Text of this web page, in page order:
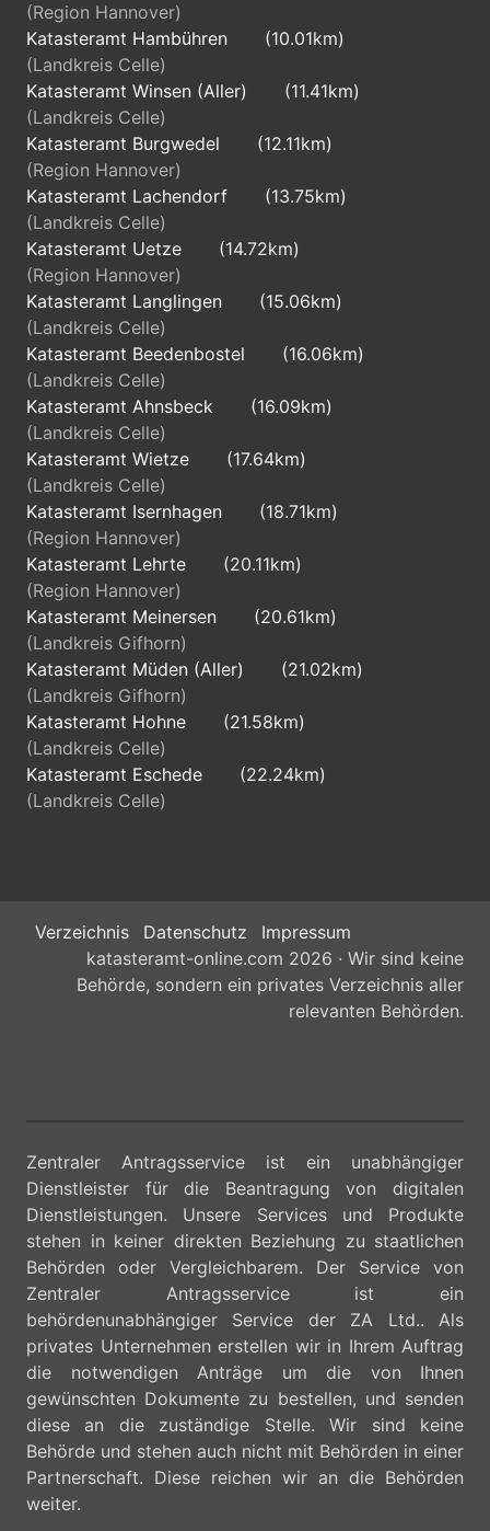
(Region Hannover)
Katasteramt Hambühren
(10.01km)
(Landkreis Celle)
Katasteramt Winsen (Aller)
(11.41km)
(Landkreis Celle)
Katasteramt Burgwedel
(12.11km)
(Region Hannover)
Katasteramt Lachendorf
(13.75km)
(Landkreis Celle)
Katasteramt Uetze
(14.72km)
(Region Hannover)
Katasteramt Langlingen
(15.06km)
(Landkreis Celle)
Katasteramt Beedenbostel
(16.06km)
(Landkreis Celle)
Katasteramt Ahnsbeck
(16.09km)
(Landkreis Celle)
Katasteramt Wietze
(17.64km)
(Landkreis Celle)
Katasteramt Isernhagen
(18.71km)
(Region Hannover)
Katasteramt Lehrte
(20.11km)
(Region Hannover)
Katasteramt Meinersen
(20.61km)
(Landkreis Gifhorn)
Katasteramt Müden (Aller)
(21.02km)
(Landkreis Gifhorn)
Katasteramt Hohne
(21.58km)
(Landkreis Celle)
Katasteramt Eschede
(22.24km)
(Landkreis Celle)
Verzeichnis Datenschutz
Impressum
katasteramt-online.com 2026 · Wir sind keine
Behörde, sondern ein privates Verzeichnis aller
relevanten Behörden.
Zentraler Antragsservice ist ein unabhängiger
Dienstleister für die Beantragung von digitalen
Dienstleistungen. Unsere Services und Produkte
stehen in keiner direkten Beziehung zu staatlichen
Behörden oder Vergleichbarem. Der Service von
Zentraler Antragsservice ist ein
behördenunabhängiger Service der ZA Ltd.. Als
privates Unternehmen erstellen wir in Ihrem Auftrag
die notwendigen Anträge um die von Ihnen
gewünschten Dokumente zu bestellen, und senden
diese an die zuständige Stelle. Wir sind keine
Behörde und stehen auch nicht mit Behörden in einer
Partnerschaft. Diese reichen wir an die Behörden
weiter.